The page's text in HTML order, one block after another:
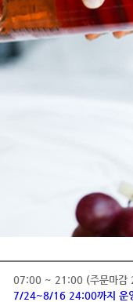
07:00 ~ 21:00 (주문마감
7/24~8/16 24:00까지 운